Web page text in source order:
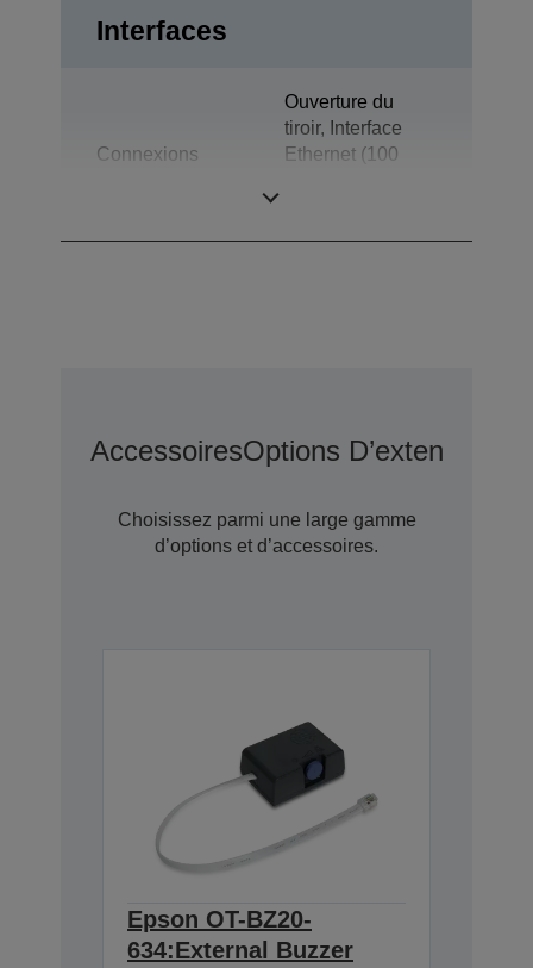
Interfaces
Connexions
Ouverture du
tiroir, Interface
Ethernet (100
AccessoiresOptions D’extension
Choisissez parmi une large gamme
d’options et d’accessoires.
Epson OT-BZ20-
634:External Buzzer